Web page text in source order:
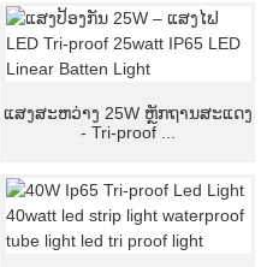
ແສງສະຫວ່າງ 25W ຫຼັກຖານສະແດງ
- Tri-proof ...